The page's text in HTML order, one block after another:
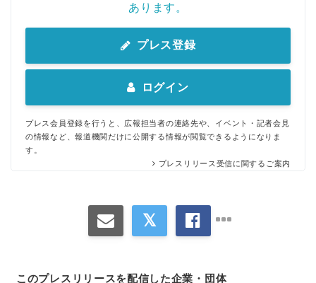
あります。
プレス登録
ログイン
プレス会員登録を行うと、広報担当者の連絡先や、イベント・記者会見
の情報など、報道機関だけに公開する情報が閲覧できるようになりま
す。
プレスリリース受信に関するご案内
このプレスリリースを配信した企業・団体